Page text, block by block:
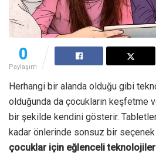
0
Paylaşım
Herhangi bir alanda olduğu gibi
olduğunda da çocukların keşfetme
bir şekilde kendini gösterir.
kadar önlerinde sonsuz bir
çocuklar için eğlenceli teknolojiler